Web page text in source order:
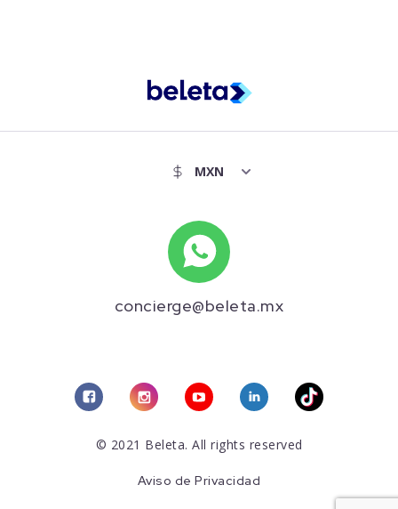
concierge@beleta.mx
© 2021 Beleta. All rights reserved
Aviso de Privacidad